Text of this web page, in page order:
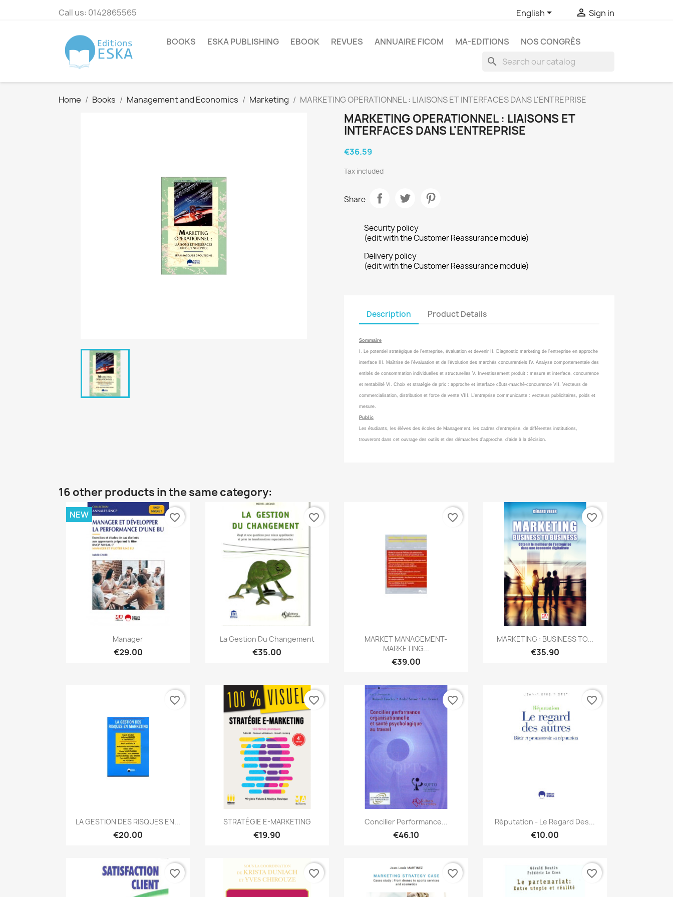
Call us: 0142865565 English  Sign in
BOOKS ESKA PUBLISHING EBOOK REVUES ANNUAIRE FICOM MA-EDITIONS NOS CONGRÈS
search
Home Books Management and Economics Marketing MARKETING OPERATIONNEL : LIAISONS ET INTERFACES DANS L'ENTREPRISE
MARKETING OPERATIONNEL : LIAISONS ET
INTERFACES DANS L'ENTREPRISE
€36.59
Tax included
Share
Security policy
(edit with the Customer Reassurance module)
Delivery policy
(edit with the Customer Reassurance module)
Description Product Details
Sommaire
I. Le potentiel stratégique de l'entreprise, évaluation et devenir II. Diagnostic marketing de l'entreprise en approche
interface III. Maîtrise de l'évaluation et de l'évolution des marchés concurrentiels IV. Analyse comportementale des
entités de consommation individuelles et structurelles V. Investissement produit : mesure et interface, concurrence
et rentabilité VI. Choix et stratégie de prix : approche et interface côuts-marché-concurrence VII. Vecteurs de
commercialisation, distribution et force de vente VIII. L'entreprise communicante : vecteurs publicitaires, poids et
mesure.
Public
Les étudiants, les élèves des écoles de Management, les cadres d'entreprise, de différentes institutions,
trouveront dans cet ouvrage des outils et des démarches d'approche, d'aide à la décision.
16 other products in the same category:
Quick view
Manager
€29.00
NEW favorite_border
Quick view
La Gestion Du Changement
€35.00
favorite_border
Quick view
MARKET MANAGEMENT-
MARKETING...
€39.00
favorite_border
Quick view
MARKETING : BUSINESS TO...
€35.90
favorite_border
Quick view
LA GESTION DES RISQUES EN...
€20.00
favorite_border
Quick view
STRATÉGIE E-MARKETING
€19.90
favorite_border
Quick view
Concilier Performance...
€46.10
favorite_border
Quick view
Réputation - Le Regard Des...
€10.00
favorite_border
favorite_border favorite_border favorite_border favorite_border